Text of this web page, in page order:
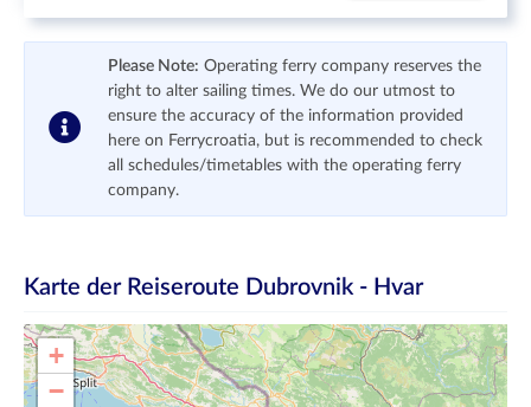
Please Note: Operating ferry company reserves the
right to alter sailing times. We do our utmost to
ensure the accuracy of the information provided
here on Ferrycroatia, but is recommended to check
all schedules/timetables with the operating ferry
company.
Karte der Reiseroute Dubrovnik - Hvar
+
−